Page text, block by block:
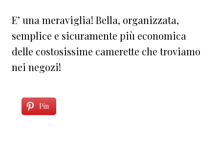
E’ una meraviglia! Bella, organizzata,
semplice e sicuramente più economica
delle costosissime camerette che troviamo
nei negozi!
Pin